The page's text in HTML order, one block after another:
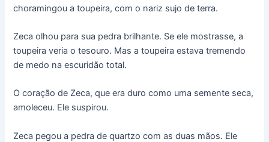
choramingou a toupeira, com o nariz sujo de terra.
Zeca olhou para sua pedra brilhante. Se ele mostrasse, a
toupeira veria o tesouro. Mas a toupeira estava tremendo
de medo na escuridão total.
O coração de Zeca, que era duro como uma semente seca,
amoleceu. Ele suspirou.
Zeca pegou a pedra de quartzo com as duas mãos. Ele